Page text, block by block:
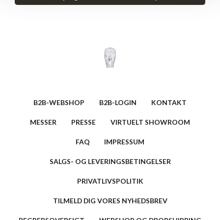
B2B-WEBSHOP B2B-LOGIN KONTAKT
MESSER PRESSE VIRTUELT SHOWROOM
FAQ IMPRESSUM
SALGS- OG LEVERINGSBETINGELSER
PRIVATLIVSPOLITIK
TILMELD DIG VORES NYHEDSBREV